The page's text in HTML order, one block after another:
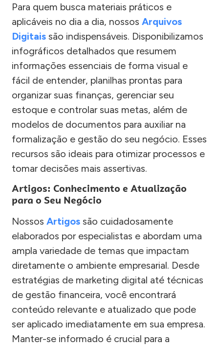
Para quem busca materiais práticos e
aplicáveis no dia a dia, nossos Arquivos
Digitais são indispensáveis. Disponibilizamos
infográficos detalhados que resumem
informações essenciais de forma visual e
fácil de entender, planilhas prontas para
organizar suas finanças, gerenciar seu
estoque e controlar suas metas, além de
modelos de documentos para auxiliar na
formalização e gestão do seu negócio. Esses
recursos são ideais para otimizar processos e
tomar decisões mais assertivas.
Artigos: Conhecimento e Atualização
para o Seu Negócio
Nossos Artigos são cuidadosamente
elaborados por especialistas e abordam uma
ampla variedade de temas que impactam
diretamente o ambiente empresarial. Desde
estratégias de marketing digital até técnicas
de gestão financeira, você encontrará
conteúdo relevante e atualizado que pode
ser aplicado imediatamente em sua empresa.
Manter-se informado é crucial para a